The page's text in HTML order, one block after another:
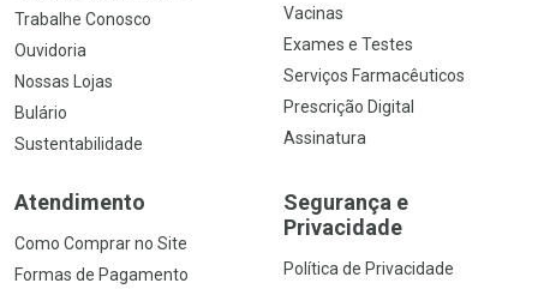
Trabalhe Conosco
Ouvidoria
Nossas Lojas
Bulário
Sustentabilidade
Vacinas
Exames e Testes
Serviços Farmacêuticos
Prescrição Digital
Assinatura
Atendimento
Como Comprar no Site
Formas de Pagamento
Segurança e
Privacidade
Política de Privacidade